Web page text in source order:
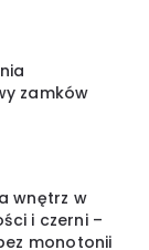
zamków
wnętrz w
i czerni –
monotonii